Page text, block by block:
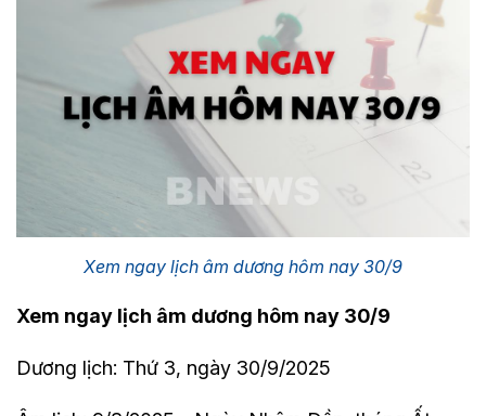
Xem ngay lịch âm dương hôm nay 30/9
Xem ngay lịch âm dương hôm nay 30/9
Dương lịch: Thứ 3, ngày 30/9/2025